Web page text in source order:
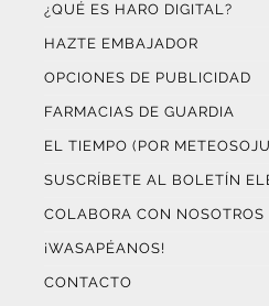
¿QUÉ ES HARO DIGITAL?
HAZTE EMBAJADOR
OPCIONES DE PUBLICIDAD
FARMACIAS DE GUARDIA
EL TIEMPO (POR
SUSCRÍBETE AL BOLETÍN
COLABORA CON NOSOTROS
¡WASAPÉANOS!
CONTACTO